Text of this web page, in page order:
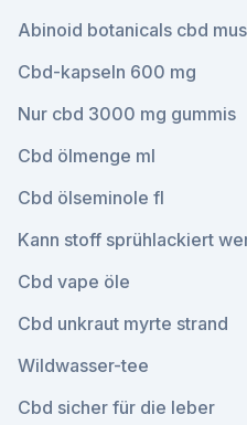
Abinoid botanicals cbd
Cbd-kapseln 600 mg
Nur cbd 3000 mg gummis
Cbd ölmenge ml
Cbd ölseminole fl
Kann stoff sprühlackiert
Cbd vape öle
Cbd unkraut myrte strand
Wildwasser-tee
Cbd sicher für die leber